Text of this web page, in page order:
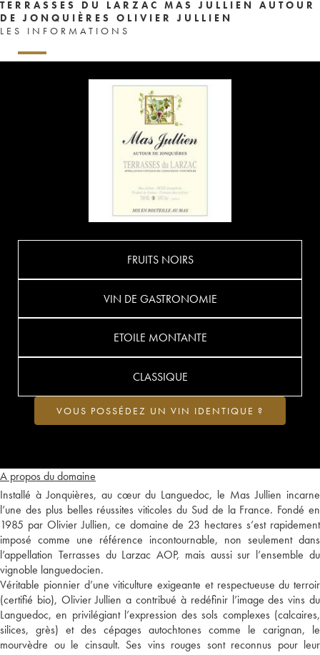
TERRASSES DU LARZAC MAS JULLIEN AUTOUR
DE JONQUIÈRES OLIVIER JULLIEN
LES INFORMATIONS
A propos du domaine
Installé à Jonquières, au cœur du Languedoc, le Mas Jullien incarne
l’une des plus belles réussites viticoles du Sud de la France. Fondé en
1985 par Olivier Jullien, ce domaine de 23 hectares s’est rapidement
imposé comme une référence incontournable, non seulement dans
l’appellation Terrasses du Larzac AOP, mais aussi sur l’ensemble du
vignoble languedocien.
Véritable pionnier d’une viticulture exigeante et respectueuse du terroir
(certifié bio), Olivier Jullien a contribué à redéfinir l’image des vins du
Languedoc, en privilégiant l’expression des sols complexes (calcaires,
silices, grès) et des cépages autochtones comme le carignan, le
mourvèdre ou le cinsault. Ses vins rouges sont reconnus pour leur
FRUITS NOIRS
VIN DE GASTRONOMIE
ETOILE MONTANTE
CLASSIQUE
VOUS POSSÉDEZ UN VIN IDENTIQUE ?